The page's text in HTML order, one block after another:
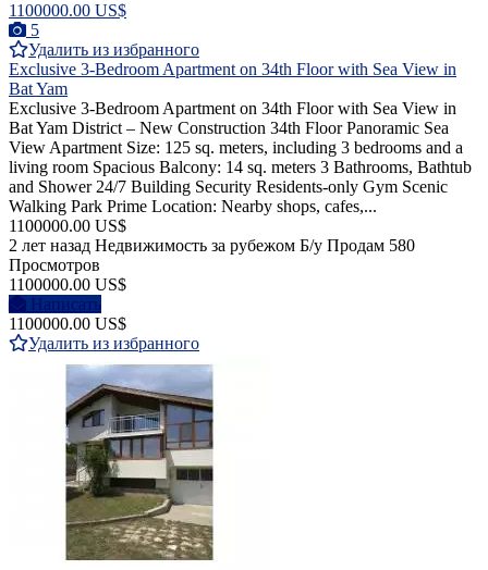
1100000.00 US$
5
Удалить из избранного
Exclusive 3-Bedroom Apartment on 34th Floor with Sea View in
Bat Yam
Exclusive 3-Bedroom Apartment on 34th Floor with Sea View in
Bat Yam District – New Construction 34th Floor Panoramic Sea
View Apartment Size: 125 sq. meters, including 3 bedrooms and a
living room Spacious Balcony: 14 sq. meters 3 Bathrooms, Bathtub
and Shower 24/7 Building Security Residents-only Gym Scenic
Walking Park Prime Location: Nearby shops, cafes,...
1100000.00 US$
2 лет назад Недвижимость за рубежом Б/у Продам 580
Просмотров
1100000.00 US$
Написать
1100000.00 US$
Удалить из избранного